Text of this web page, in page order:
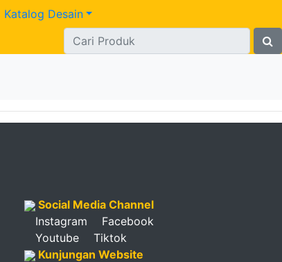
Katalog Desain
Social Media Channel
Instagram
Facebook
Youtube
Tiktok
Kunjungan Website